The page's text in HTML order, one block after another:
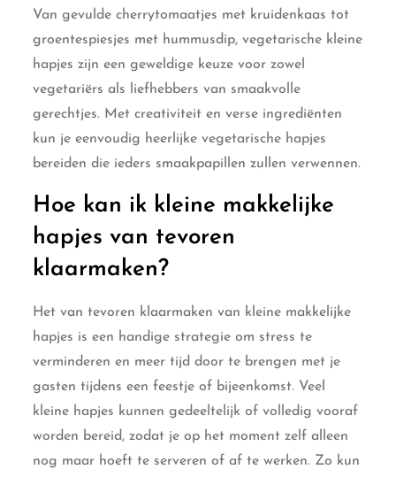
Van gevulde cherrytomaatjes met kruidenkaas tot
groentespiesjes met hummusdip, vegetarische kleine
hapjes zijn een geweldige keuze voor zowel
vegetariërs als liefhebbers van smaakvolle
gerechtjes. Met creativiteit en verse ingrediënten
kun je eenvoudig heerlijke vegetarische hapjes
bereiden die ieders smaakpapillen zullen verwennen.
Hoe kan ik kleine makkelijke
hapjes van tevoren
klaarmaken?
Het van tevoren klaarmaken van kleine makkelijke
hapjes is een handige strategie om stress te
verminderen en meer tijd door te brengen met je
gasten tijdens een feestje of bijeenkomst. Veel
kleine hapjes kunnen gedeeltelijk of volledig vooraf
worden bereid, zodat je op het moment zelf alleen
nog maar hoeft te serveren of af te werken. Zo kun